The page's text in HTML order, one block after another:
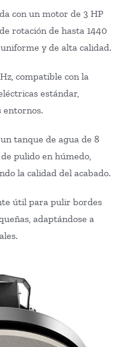
con un motor de 3 HP
rotación de hasta 1440
y de alta calidad.
compatible con la
estándar,
entornos.
tanque de agua de 8
pulido en húmedo,
la calidad del acabado.
útil para pulir bordes
adaptándose a